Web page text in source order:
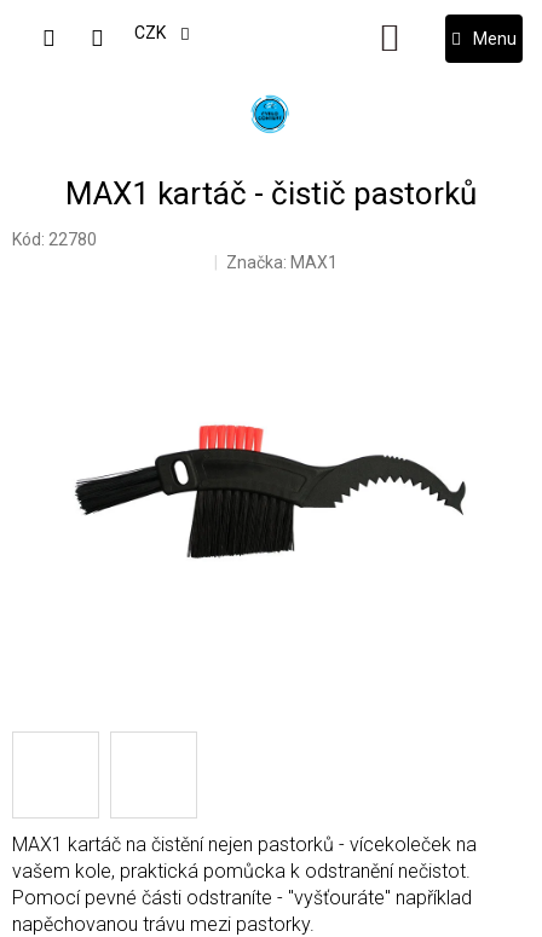
CZK
NÁKUPNÍ
KOŠÍK
MAX1 kartáč - čistič pastorků
Kód: 22780
Značka: MAX1
MAX1 kartáč na čistění nejen pastorků - vícekoleček na
vašem kole, praktická pomůcka k odstranění nečistot.
Pomocí pevné části odstraníte - "vyšťouráte" například
napěchovanou trávu mezi pastorky.